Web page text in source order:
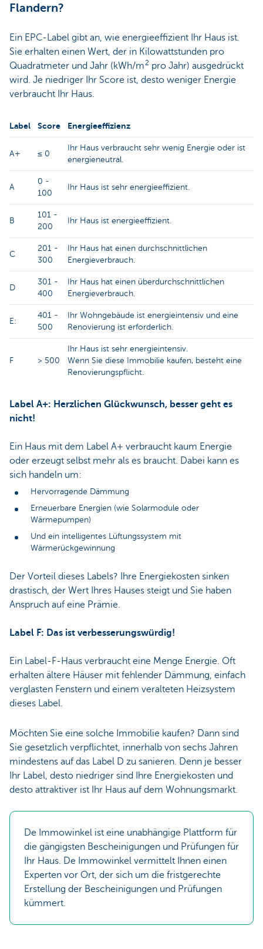
Flandern?
Ein EPC-Label gibt an, wie energieeffizient Ihr Haus ist.
Sie erhalten einen Wert, der in Kilowattstunden pro
Quadratmeter und Jahr (kWh/m2 pro Jahr) ausgedrückt
wird. Je niedriger Ihr Score ist, desto weniger Energie
verbraucht Ihr Haus.
Label Score Energieeffizienz
A+ ≤ 0
Ihr Haus verbraucht sehr wenig Energie oder ist
energieneutral.
A
0 -
100
Ihr Haus ist sehr energieeffizient.
B
101 -
200
Ihr Haus ist energieeffizient.
C
201 -
300
Ihr Haus hat einen durchschnittlichen
Energieverbrauch.
D
301 -
400
Ihr Haus hat einen überdurchschnittlichen
Energieverbrauch.
E:
401 -
500
Ihr Wohngebäude ist energieintensiv und eine
Renovierung ist erforderlich.
F > 500
Ihr Haus ist sehr energieintensiv.
Wenn Sie diese Immobilie kaufen, besteht eine
Renovierungspflicht.
Label A+: Herzlichen Glückwunsch, besser geht es
nicht!
Ein Haus mit dem Label A+ verbraucht kaum Energie
oder erzeugt selbst mehr als es braucht. Dabei kann es
sich handeln um:
Hervorragende Dämmung
Erneuerbare Energien (wie Solarmodule oder
Wärmepumpen)
Und ein intelligentes Lüftungssystem mit
Wärmerückgewinnung
Der Vorteil dieses Labels? Ihre Energiekosten sinken
drastisch, der Wert Ihres Hauses steigt und Sie haben
Anspruch auf eine Prämie.
Label F: Das ist verbesserungswürdig!
Ein Label-F-Haus verbraucht eine Menge Energie. Oft
erhalten ältere Häuser mit fehlender Dämmung, einfach
verglasten Fenstern und einem veralteten Heizsystem
dieses Label.
Möchten Sie eine solche Immobilie kaufen? Dann sind
Sie gesetzlich verpflichtet, innerhalb von sechs Jahren
mindestens auf das Label D zu sanieren. Denn je besser
Ihr Label, desto niedriger sind Ihre Energiekosten und
desto attraktiver ist Ihr Haus auf dem Wohnungsmarkt.
De Immowinkel ist eine unabhängige Plattform für
die gängigsten Bescheinigungen und Prüfungen für
Ihr Haus. De Immowinkel vermittelt Ihnen einen
Experten vor Ort, der sich um die fristgerechte
Erstellung der Bescheinigungen und Prüfungen
kümmert.